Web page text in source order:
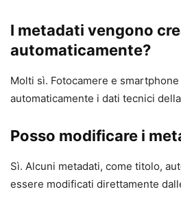
I metadati vengono
automaticamente?
Molti sì. Fotocamere e
automaticamente i dati tecnici
Posso modificare i
Sì. Alcuni metadati, come titolo,
essere modificati direttamente